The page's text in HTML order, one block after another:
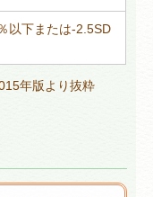
以下または-2.5SD
年版より抜粋